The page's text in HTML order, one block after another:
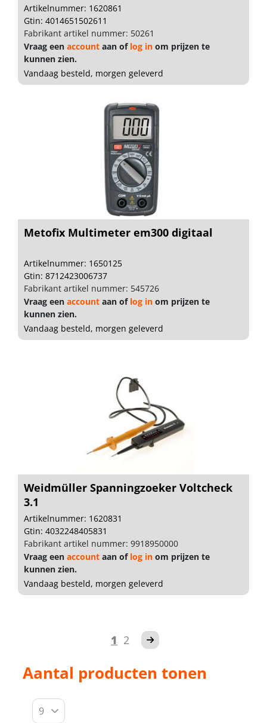
Artikelnummer: 1620861
Gtin: 4014651502611
Fabrikant artikel nummer: 50261
Vraag een account aan of log in om prijzen te
kunnen zien.
Vandaag besteld, morgen geleverd
Metofix Multimeter em300 digitaal
Artikelnummer: 1650125
Gtin: 8712423006737
Fabrikant artikel nummer: 545726
Vraag een account aan of log in om prijzen te
kunnen zien.
Vandaag besteld, morgen geleverd
Weidmüller Spanningzoeker Voltcheck
3.1
Artikelnummer: 1620831
Gtin: 4032248405831
Fabrikant artikel nummer: 9918950000
Vraag een account aan of log in om prijzen te
kunnen zien.
Vandaag besteld, morgen geleverd
1 2
Aantal producten tonen